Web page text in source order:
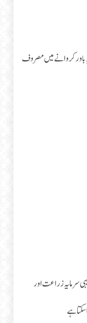
کروانے میں مصروف
سرمایہ زراعت اور
ہے